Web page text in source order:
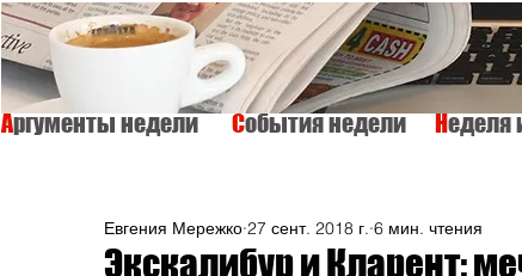
Аргументы неделиСобытия неделиН
Экскалибур и Кларент:
Евгения Мережко 27 сент. 2018 г. 6 мин. чтения